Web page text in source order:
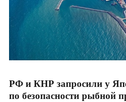
РФ и КНР запросили у
по безопасности рыбной